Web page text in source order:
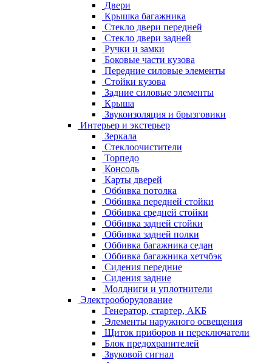
Двери
Крышка багажника
Стекло двери передней
Стекло двери задней
Ручки и замки
Боковые части кузова
Передние силовые элементы
Стойки кузова
Задние силовые элементы
Крыша
Звукоизоляция и брызговики
Интерьер и экстерьер
Зеркала
Стеклоочистители
Торпедо
Консоль
Карты дверей
Оббивка потолка
Оббивка передней стойки
Оббивка средней стойки
Оббивка задней стойки
Оббивка задней полки
Оббивка багажника седан
Оббивка багажника хетчбэк
Сидения передние
Сидения задние
Молдниги и уплотнители
Электрооборудование
Генератор, стартер, АКБ
Элементы наружного освещения
Щиток приборов и переключатели
Блок предохранителей
Звуковой сигнал